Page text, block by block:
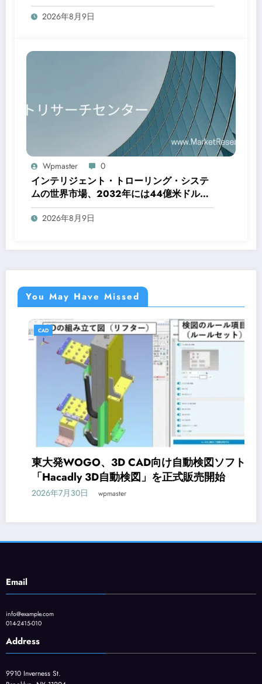
2026年8月9日
Wpmaster 0
インテリジェント・トローリング・システ
ムの世界市場、2032年には44億米ドル規
模へ成長予測
2026年8月9日
You May Have Missed
CAD
東大発WOGO、3D CAD向け自動検図ソフト
「Hacadly 3D自動検図」を正式販売開始
2026年7月30日 wpmaster
Email
info@example.com
014-2415-010
Address
9910 Inverness St.